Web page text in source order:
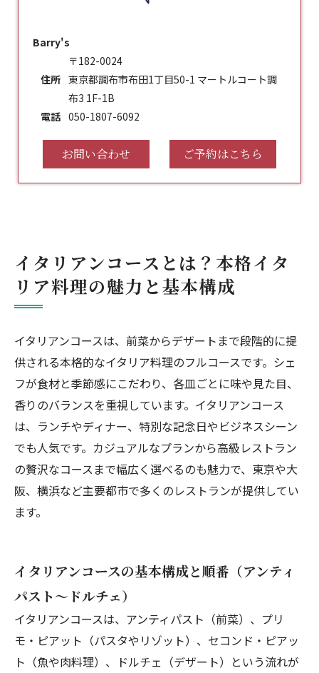
Barry's
住所
〒182-0024
東京都調布市布田1丁目50-1 マートルコート調
布3 1F-1B
電話 050-1807-6092
お問い合わせ ご予約はこちら
イタリアンコースとは？本格イタ
リア料理の魅力と基本構成
イタリアンコースは、前菜からデザートまで段階的に提
供される本格的なイタリア料理のフルコースです。シェ
フが食材と季節感にこだわり、各皿ごとに味や見た目、
香りのバランスを重視しています。イタリアンコース
は、ランチやディナー、特別な記念日やビジネスシーン
でも人気です。カジュアルなプランから高級レストラン
の贅沢なコースまで幅広く選べるのも魅力で、東京や大
阪、横浜など主要都市で多くのレストランが提供してい
ます。
イタリアンコースの基本構成と順番（アンティ
パスト～ドルチェ）
イタリアンコースは、アンティパスト（前菜）、プリ
モ・ピアット（パスタやリゾット）、セコンド・ピアッ
ト（魚や肉料理）、ドルチェ（デザート）という流れが